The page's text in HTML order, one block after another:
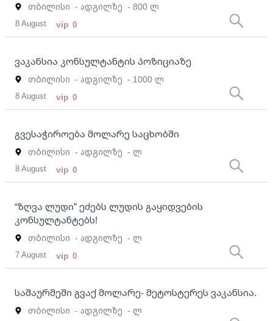
თბილისი - ადგილზე - 800 ლ
8 August vip 0
ვაკანსია კონსულტანტის პოზიციაზე
თბილისი - ადგილზე - 1000 ლ
8 August vip 0
გვესაჭიროება მოლარე საცხობში
თბილისი - ადგილზე - ლ
8 August vip 0
“ზღვა ლუდი” ეძებს ლუდის გაყიდვების
კონსულტანტებს!
თბილისი - ადგილზე - ლ
7 August vip 0
საშაურმეში გვაქ მოლარე- მეტოსტერეს ვაკანსია.
თბილისი - ადგილზე - ლ